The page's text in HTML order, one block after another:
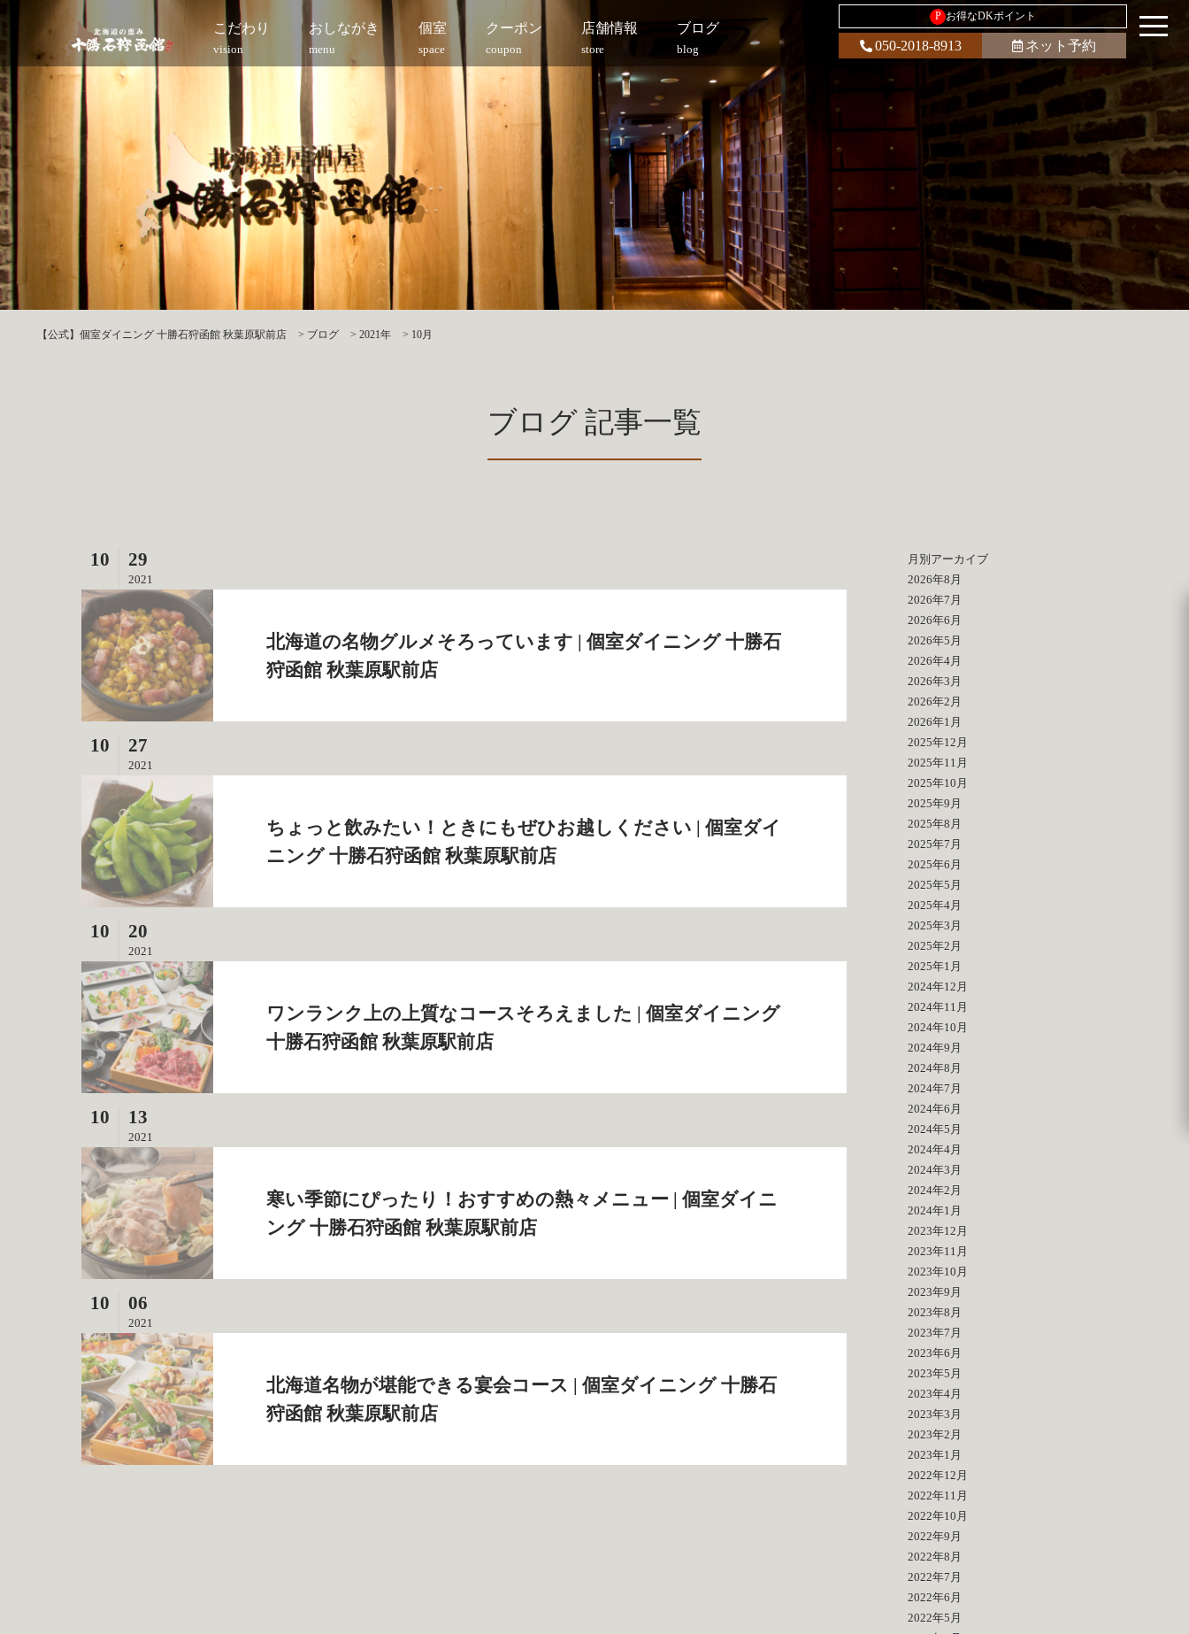
こだわり
vision
おしながき
menu
個室
space
クーポン
coupon
店舗情報
store
ブログ
blog
P お得なDKポイント
050-2018-8913 ネット予約
【公式】個室ダイニング 十勝石狩函館 秋葉原駅前店 > ブログ > 2021年 > 10月
ブログ 記事一覧
10 29
2021
北海道の名物グルメそろっています | 個室ダイニング 十勝石
狩函館 秋葉原駅前店
10 27
2021
ちょっと飲みたい！ときにもぜひお越しください | 個室ダイ
ニング 十勝石狩函館 秋葉原駅前店
10 20
2021
ワンランク上の上質なコースそろえました | 個室ダイニング
十勝石狩函館 秋葉原駅前店
10 13
2021
寒い季節にぴったり！おすすめの熱々メニュー | 個室ダイニ
ング 十勝石狩函館 秋葉原駅前店
10 06
2021
北海道名物が堪能できる宴会コース | 個室ダイニング 十勝石
狩函館 秋葉原駅前店
月別アーカイブ
2026年8月
2026年7月
2026年6月
2026年5月
2026年4月
2026年3月
2026年2月
2026年1月
2025年12月
2025年11月
2025年10月
2025年9月
2025年8月
2025年7月
2025年6月
2025年5月
2025年4月
2025年3月
2025年2月
2025年1月
2024年12月
2024年11月
2024年10月
2024年9月
2024年8月
2024年7月
2024年6月
2024年5月
2024年4月
2024年3月
2024年2月
2024年1月
2023年12月
2023年11月
2023年10月
2023年9月
2023年8月
2023年7月
2023年6月
2023年5月
2023年4月
2023年3月
2023年2月
2023年1月
2022年12月
2022年11月
2022年10月
2022年9月
2022年8月
2022年7月
2022年6月
2022年5月